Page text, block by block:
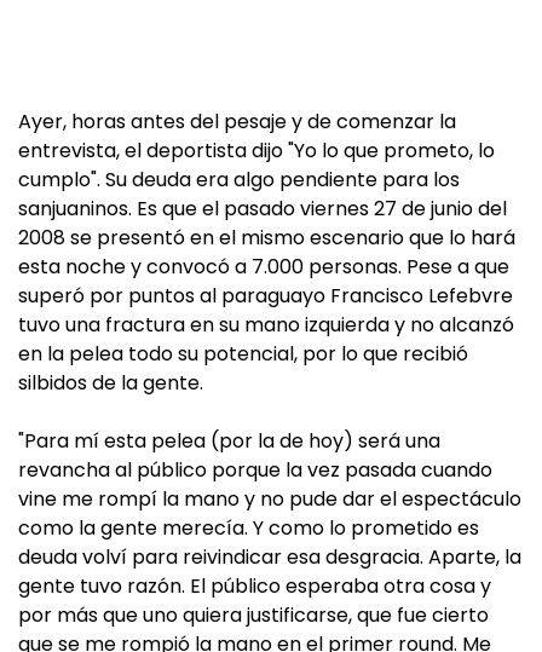
Ayer, horas antes del pesaje y de comenzar la
entrevista, el deportista dijo "Yo lo que prometo, lo
cumplo". Su deuda era algo pendiente para los
sanjuaninos. Es que el pasado viernes 27 de junio del
2008 se presentó en el mismo escenario que lo hará
esta noche y convocó a 7.000 personas. Pese a que
superó por puntos al paraguayo Francisco Lefebvre
tuvo una fractura en su mano izquierda y no alcanzó
en la pelea todo su potencial, por lo que recibió
silbidos de la gente.
"Para mí esta pelea (por la de hoy) será una
revancha al público porque la vez pasada cuando
vine me rompí la mano y no pude dar el espectáculo
como la gente merecía. Y como lo prometido es
deuda volví para reivindicar esa desgracia. Aparte, la
gente tuvo razón. El público esperaba otra cosa y
por más que uno quiera justificarse, que fue cierto
que se me rompió la mano en el primer round. Me